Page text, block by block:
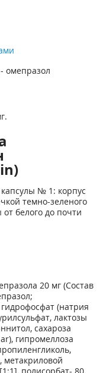
- омепразол
№ 1: корпус
темно-зеленого
белого до почти
20 мг (Состав
(натрия
лактозы
сахароза
гипромеллоза
метакриловой